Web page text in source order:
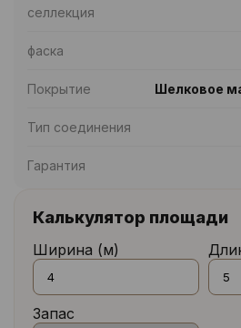
селлекция
фаска
Покрытие Шелковое
Тип соединения
Гарантия
Калькулятор площади
Ширина (м)
Запас